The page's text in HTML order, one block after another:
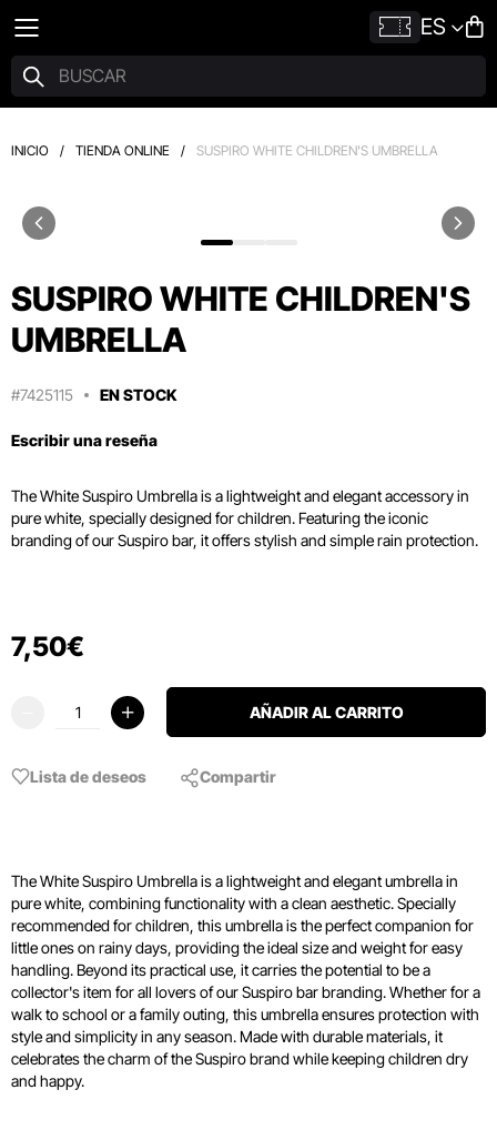
ES
INICIO / TIENDA ONLINE / SUSPIRO WHITE CHILDREN'S UMBRELLA
SUSPIRO WHITE CHILDREN'S
UMBRELLA
#7425115 EN STOCK
Escribir una reseña
The White Suspiro Umbrella is a lightweight and elegant accessory in
pure white, specially designed for children.Featuring the iconic
branding of our Suspiro bar, it offers stylish and simple rain protection.
7,50€
AÑADIR AL CARRITO
Lista de deseos Compartir
The White Suspiro Umbrella is a lightweight and elegant umbrella in
pure white, combining functionality with a clean aesthetic. Specially
recommended for children, this umbrella is the perfect companion for
little ones on rainy days, providing the ideal size and weight for easy
handling. Beyond its practical use, it carries the potential to be a
collector's item for all lovers of our Suspiro bar branding. Whether for a
walk to school or a family outing, this umbrella ensures protection with
style and simplicity in any season. Made with durable materials, it
celebrates the charm of the Suspiro brand while keeping children dry
and happy.